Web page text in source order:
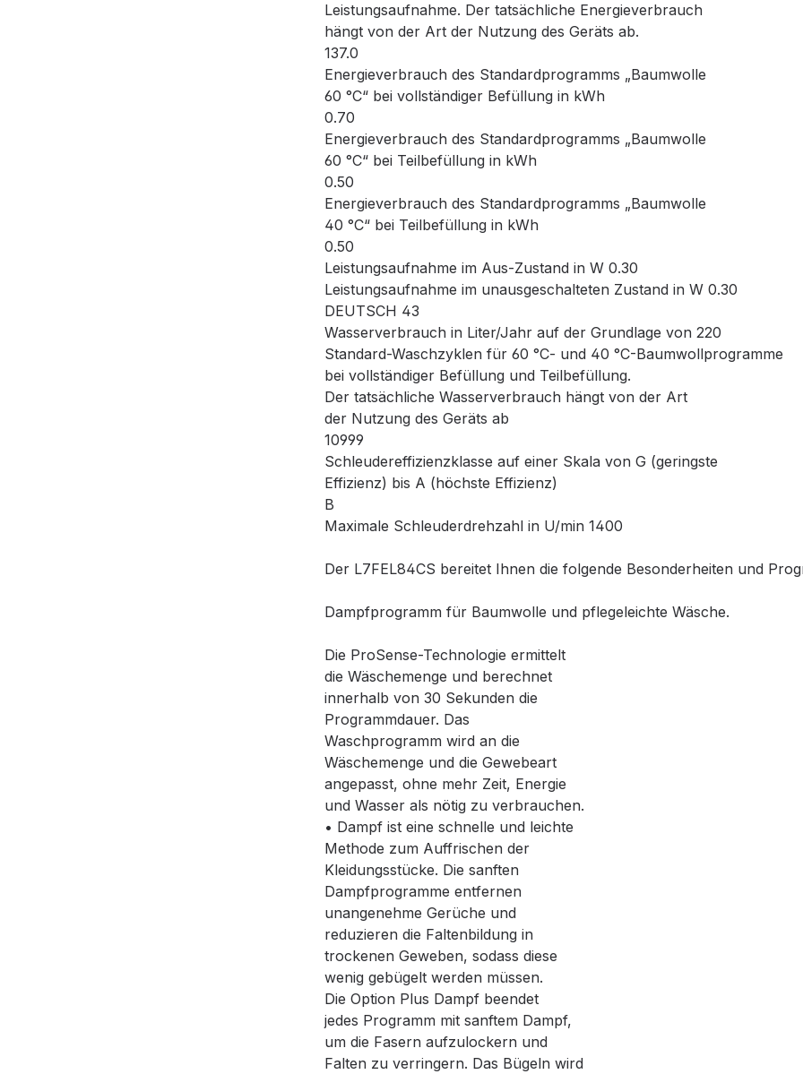
Leistungsaufnahme. Der tatsächliche Energieverbrauch
hängt von der Art der Nutzung des Geräts ab.
137.0
Energieverbrauch des Standardprogramms „Baumwolle
60 °C“ bei vollständiger Befüllung in kWh
0.70
Energieverbrauch des Standardprogramms „Baumwolle
60 °C“ bei Teilbefüllung in kWh
0.50
Energieverbrauch des Standardprogramms „Baumwolle
40 °C“ bei Teilbefüllung in kWh
0.50
Leistungsaufnahme im Aus-Zustand in W 0.30
Leistungsaufnahme im unausgeschalteten Zustand in W 0.30
DEUTSCH 43
Wasserverbrauch in Liter/Jahr auf der Grundlage von 220
Standard-Waschzyklen für 60 °C- und 40 °C-Baumwollprogramme
bei vollständiger Befüllung und Teilbefüllung.
Der tatsächliche Wasserverbrauch hängt von der Art
der Nutzung des Geräts ab
10999
Schleudereffizienzklasse auf einer Skala von G (geringste
Effizienz) bis A (höchste Effizienz)
B
Maximale Schleuderdrehzahl in U/min 1400
Der L7FEL84CS bereitet Ihnen die folgende Besonderheiten und
Dampfprogramm für Baumwolle und pflegeleichte Wäsche.
Die ProSense-Technologie ermittelt
die Wäschemenge und berechnet
innerhalb von 30 Sekunden die
Programmdauer. Das
Waschprogramm wird an die
Wäschemenge und die Gewebeart
angepasst, ohne mehr Zeit, Energie
und Wasser als nötig zu verbrauchen.
• Dampf ist eine schnelle und leichte
Methode zum Auffrischen der
Kleidungsstücke. Die sanften
Dampfprogramme entfernen
unangenehme Gerüche und
reduzieren die Faltenbildung in
trockenen Geweben, sodass diese
wenig gebügelt werden müssen.
Die Option Plus Dampf beendet
jedes Programm mit sanftem Dampf,
um die Fasern aufzulockern und
Falten zu verringern. Das Bügeln wird